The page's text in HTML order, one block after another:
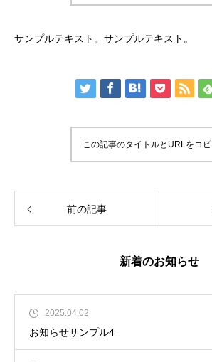
サンプルテキスト。サンプルテキスト。
この記事のタイトルとURLをコ
前の記事
新着のお知らせ
2025.04.02
お知らせサンプル4